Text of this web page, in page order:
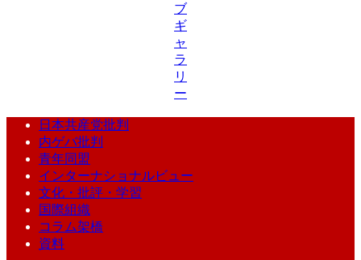
ブ
ギ
ャ
ラ
リ
ー
日本共産党批判
内ゲバ批判
青年同盟
インターナショナルビュー
文化・批評・学習
国際組織
コラム架橋
資料